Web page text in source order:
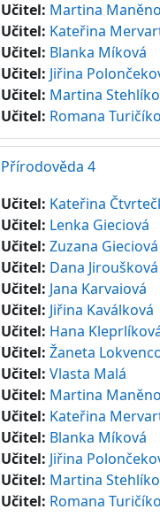
Učitel: Martina
Učitel: Kateřina
Učitel: Blanka Míková
Učitel: Jiřina
Učitel: Martina
Učitel: Romana
Přírodověda 4
Učitel: Kateřina
Učitel: Lenka Gieciová
Učitel: Zuzana Gieciová
Učitel: Dana Jiroušková
Učitel: Jana Karvaiová
Učitel: Jiřina Kaválková
Učitel: Hana
Učitel: Žaneta
Učitel: Vlasta Malá
Učitel: Martina
Učitel: Kateřina
Učitel: Blanka Míková
Učitel: Jiřina
Učitel: Martina
Učitel: Romana